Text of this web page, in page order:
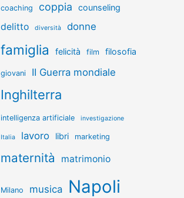
coaching coppia counseling
delitto diversità donne
famiglia felicità film filosofia
giovani II Guerra mondiale
Inghilterra
intelligenza artificiale investigazione
Italia lavoro libri marketing
maternità matrimonio
Milano musica Napoli